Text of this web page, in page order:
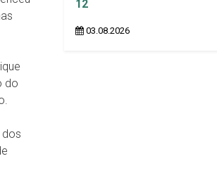
do
dos
12
03.08.2026